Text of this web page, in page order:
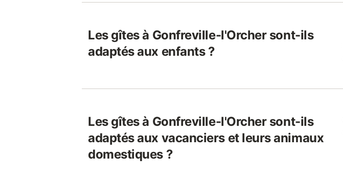
Les gîtes à Gonfreville-l'Orcher sont-ils
adaptés aux enfants ?
Les gîtes à Gonfreville-l'Orcher sont-ils
adaptés aux vacanciers et leurs animaux
domestiques ?